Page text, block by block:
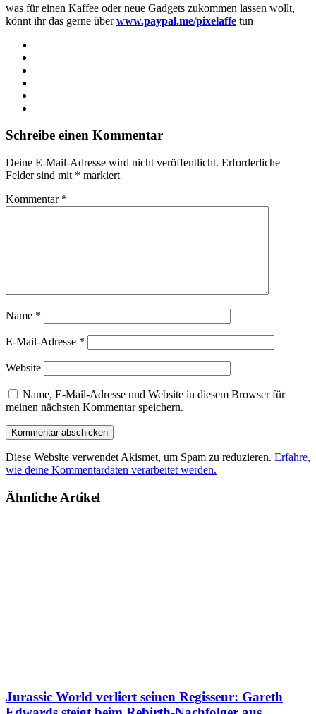
was für einen Kaffee oder neue Gadgets zukommen lassen wollt,
könnt ihr das gerne überwww.paypal.me/pixelaffe tun
Schreibe einen Kommentar
Deine E-Mail-Adresse wird nicht veröffentlicht. Erforderliche
Felder sind mit * markiert
Kommentar *
Name *
E-Mail-Adresse *
Website
Name, E-Mail-Adresse und Website in diesem Browser für
meinen nächsten Kommentar speichern.
Diese Website verwendet Akismet, um Spam zu reduzieren. Erfahre,
wie deine Kommentardaten verarbeitet werden.
Ähnliche Artikel
Jurassic World verliert seinen Regisseur: Gareth